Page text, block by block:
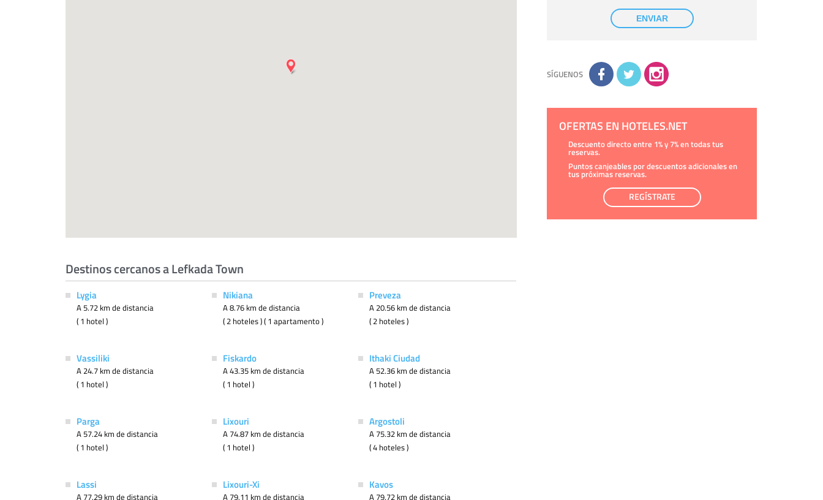
Destinos cercanos a Lefkada Town
Lygia
A 5.72 km de distancia
( 1 hotel )
Nikiana
A 8.76 km de distancia
( 2 hoteles ) ( 1 apartamento )
Preveza
A 20.56 km de distancia
( 2 hoteles )
Vassiliki
A 24.7 km de distancia
( 1 hotel )
Fiskardo
A 43.35 km de distancia
( 1 hotel )
Ithaki Ciudad
A 52.36 km de distancia
( 1 hotel )
Parga
A 57.24 km de distancia
( 1 hotel )
Lixouri
A 74.87 km de distancia
( 1 hotel )
Argostoli
A 75.32 km de distancia
( 4 hoteles )
Lassi
A 77.29 km de distancia
Lixouri-Xi
A 79.11 km de distancia
Kavos
A 79.72 km de distancia
con su consentimiento previo, que podrá
facilitarnos mediante la casilla correspondiente
establecida al efecto.
Destinatarios:con carácter general, sólo el
Derechos:tiene derecho a saber qué
información tenemos sobre usted, corregirla y
eliminarla, tal y como se explica en la
información adicional disponible en nuestra
la información adicional y detallada sobre cómo
ENVIAR
SÍGUENOS
OFERTAS EN HOTELES.NET
Descuento directo entre 1% y 7% en todas tus
reservas.
Puntos canjeables por descuentos adicionales en
tus próximas reservas.
REGÍSTRATE